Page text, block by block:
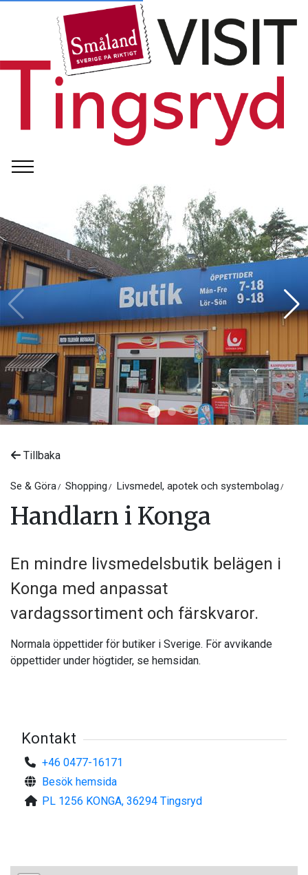
Tillbaka
Se & Göra Shopping Livsmedel, apotek och systembolag
Handlarn i Konga
En mindre livsmedelsbutik belägen i
Konga med anpassat
vardagssortiment och färskvaror.
Normala öppettider för butiker i Sverige. För avvikande
öppettider under högtider, se hemsidan.
Kontakt
+46 0477-16171
Besök hemsida
PL 1256 KONGA, 36294 Tingsryd